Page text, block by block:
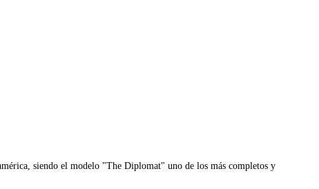
siendo el modelo "The Diplomat" uno de los más completos y